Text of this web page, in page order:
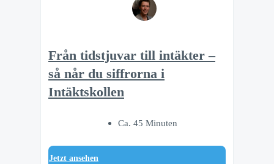
Från tidstjuvar till intäkter –
så når du siffrorna i
Intäktskollen
Ca. 45 Minuten
Jetzt ansehen